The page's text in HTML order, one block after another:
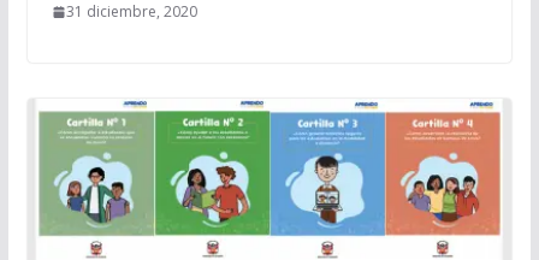
31 diciembre, 2020